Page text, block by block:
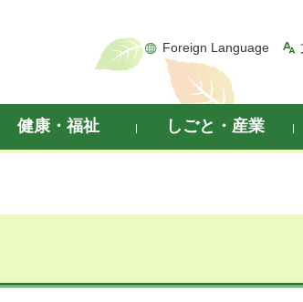
Foreign Language
健康・福祉 しごと・産業